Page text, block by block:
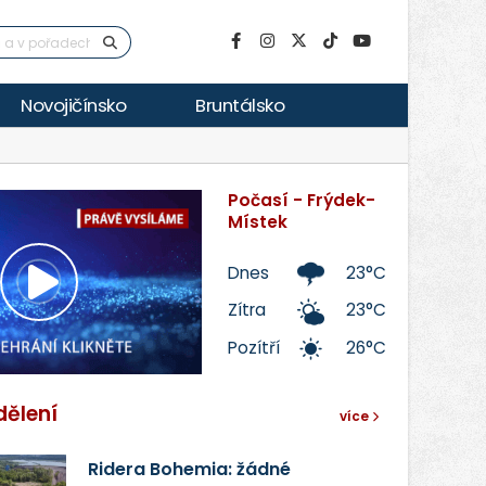
Novojičínsko Bruntálsko
Přehrát
video
Počasí - Frýdek-
Místek
Dnes
23°C
Zítra
23°C
Pozítří
26°C
více
Ridera Bohemia: žádné